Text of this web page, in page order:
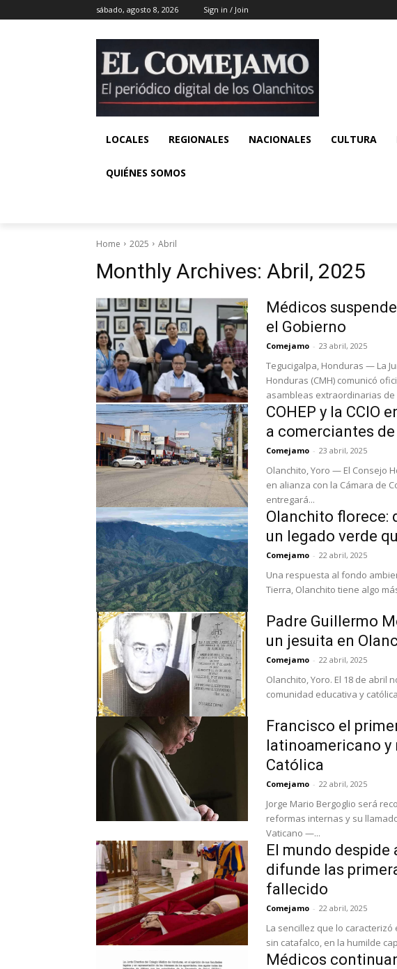
sábado, agosto 8, 2026 Sign in / Join
LOCALES REGIONALES NACIONALES CULTURA
QUIÉNES SOMOS
Home 2025 Abril
Monthly Archives: Abril, 2025
Médicos
el Gobierno
Comejamo - 23 abril, 2025
Tegucigalpa, Honduras — La
Honduras (CMH) comunicó
asambleas extraordinarias de
COHEP y la CCIO
a comerciantes
Comejamo - 23 abril, 2025
Olanchito, Yoro — El Consejo
en alianza con la Cámara de
entregará...
Olanchito florece:
un legado verde
Comejamo - 22 abril, 2025
Una respuesta al fondo ambiental. Este 21 de abril, en el Día
Tierra, Olanchito tiene algo
Padre Guillermo
un jesuita en
Comejamo - 22 abril, 2025
Olanchito, Yoro. El 18 de abril
comunidad educativa y
Francisco el
latinoamericano y
Católica
Comejamo - 22 abril, 2025
Jorge Mario Bergoglio será
reformas internas y su llamado
Vaticano —...
El mundo despide
difunde las
fallecido
Comejamo - 22 abril, 2025
La sencillez que lo
Médicos